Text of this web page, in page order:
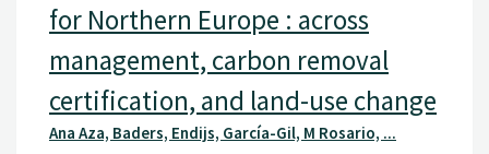
for Northern Europe : across
management, carbon removal
certification, and land-use change
Ana Aza, Baders, Endijs, García-Gil, M Rosario, ...